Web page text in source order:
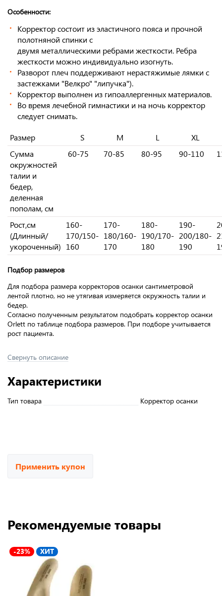
Особенности:
Корректор состоит из эластичного пояса и прочной
полотняной спинки с
двумя металлическими ребрами жесткости. Ребра
жесткости можно индивидуально изогнуть.
Разворот плеч поддерживают нерастяжимые лямки с
застежками "Велкро" "липучка").
Корректор выполнен из гипоаллергенных материалов.
Во время лечебной гимнастики и на ночь корректор
следует снимать.
Размер S M L
XL
Сумма
окружностей
талии и
бедер,
деленная
пополам, см
60-75 70-85 80-95 90-110
Рост,см
(Длинный/
укороченный)
160-
170/150-
160
170-
180/160-
170
180-
190/170-
180
190-
200/180-
190
Подбор размеров
Для подбора размера корректоров осанки сантиметровой
лентой плотно, но не утягивая измеряется окружность талии и
бедер.
Согласно полученным результатом подобрать корректор осанки
Orlett по таблице подбора размеров. При подборе учитывается
рост пациента.
Свернуть описание
Характеристики
Тип товара Корректор осанки
Применить купон
Рекомендуемые товары
-23% ХИТ